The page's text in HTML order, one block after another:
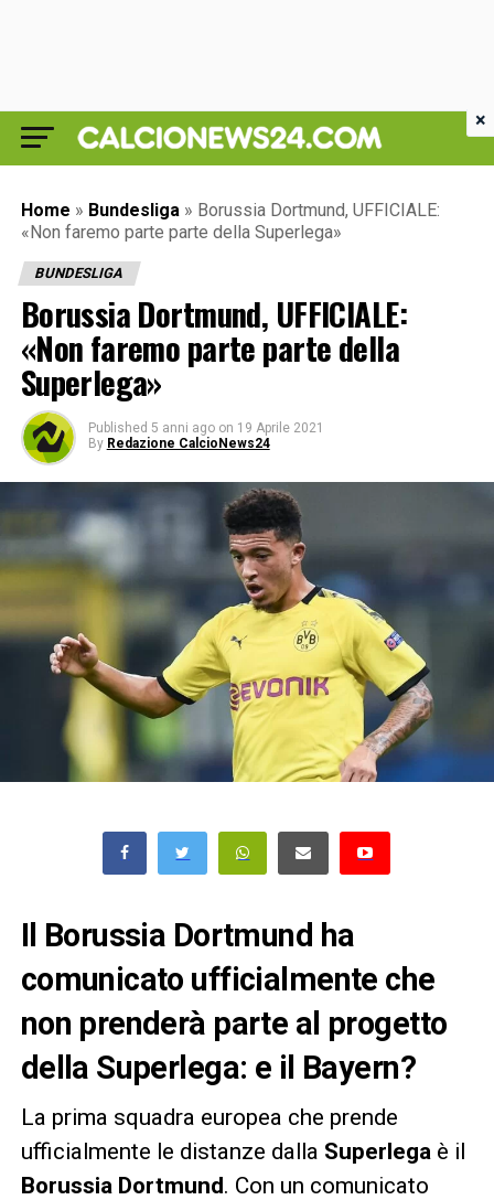
Home » Bundesliga » Borussia Dortmund, UFFICIALE:
«Non faremo parte parte della Superlega»
BUNDESLIGA
Borussia Dortmund, UFFICIALE:
«Non faremo parte parte della
Superlega»
Published 5 anni ago on 19 Aprile 2021
By Redazione CalcioNews24
Il Borussia Dortmund ha
comunicato ufficialmente che
non prenderà parte al progetto
della Superlega: e il Bayern?
La prima squadra europea che prende
ufficialmente le distanze dalla Superlega è il
Borussia Dortmund. Con un comunicato
×